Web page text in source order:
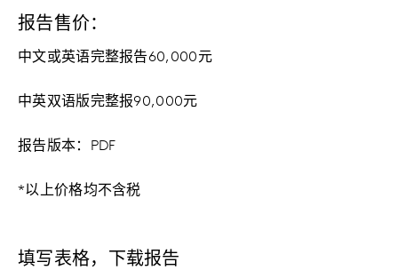
报告售价：
中文或英语完整报告60,000元
中英双语版完整报90,000元
报告版本：PDF
*以上价格均不含税
填写表格，下载报告